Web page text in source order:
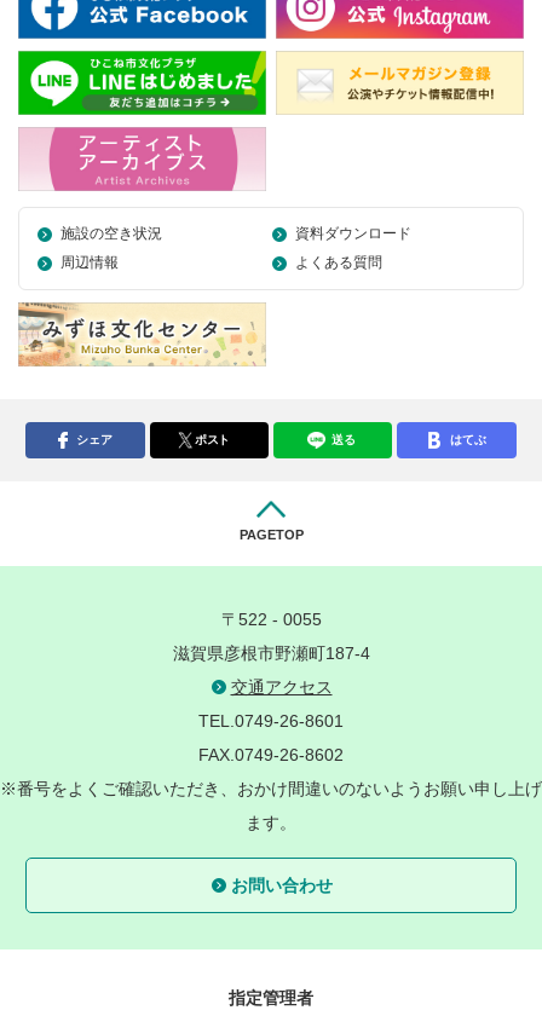
施設の空き状況
資料ダウンロード
周辺情報
よくある質問
シェア ポスト 送る はてぶ
PAGETOP
〒522 - 0055
滋賀県彦根市野瀬町187-4
交通アクセス
TEL.0749-26-8601
FAX.0749-26-8602
※番号をよくご確認いただき、おかけ間違いのないようお願い申し上げ
ます。
お問い合わせ
指定管理者